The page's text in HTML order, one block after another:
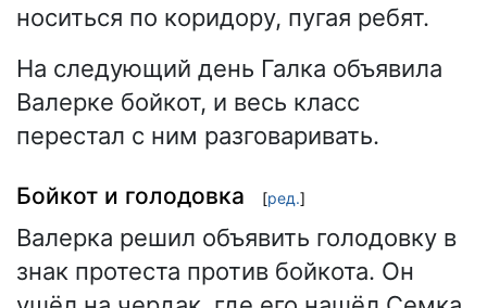
носиться по коридору, пугая ребят.
На следующий день Галка объявила
Валерке бойкот, и весь класс
перестал с ним разговаривать.
Бойкот и голодовка [ред.]
Валерка решил объявить голодовку в
знак протеста против бойкота. Он